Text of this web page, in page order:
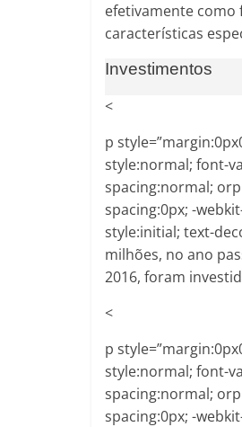
efetivamente como
características
Investimentos
<
p
style:normal; font-
spacing:normal;
spacing:0px; -
style:initial; text-
milhões, no ano
2016, foram
<
p
style:normal; font-
spacing:normal;
spacing:0px; -